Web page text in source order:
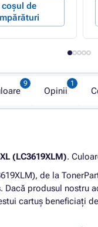
coșul de
Opinii
(LC3619XLM).
de la
Dacă produsul
cartuș beneficiați de